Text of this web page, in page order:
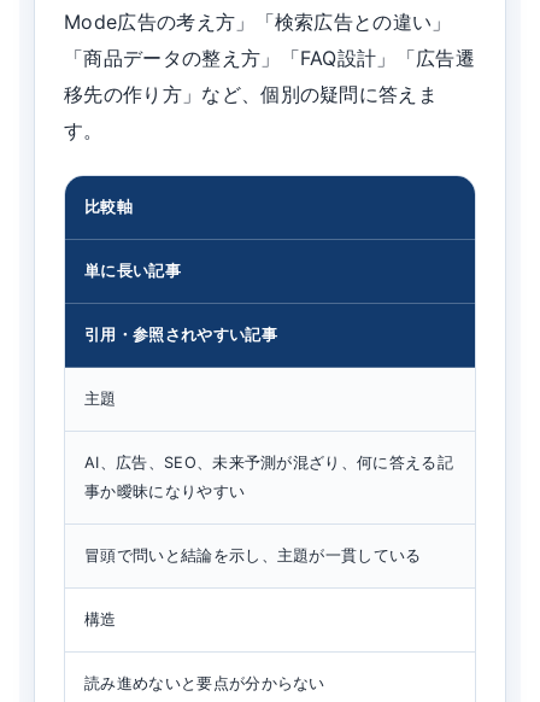
Mode広告の考え方」「検索広告との違い」
「商品データの整え方」「FAQ設計」「広告遷
移先の作り方」など、個別の疑問に答えま
す。
比較軸
単に長い記事
引用・参照されやすい記事
主題
AI、広告、SEO、未来予測が混ざり、何に答える記
事か曖昧になりやすい
冒頭で問いと結論を示し、主題が一貫している
構造
読み進めないと要点が分からない